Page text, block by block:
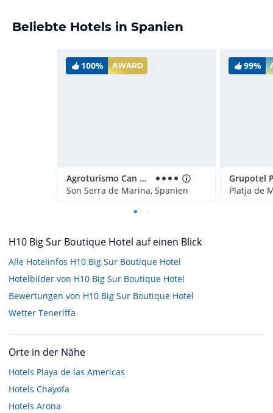
Beliebte Hotels in Spanien
100% AWARD
Agroturismo Can Pere Rei
Son Serra de Marina, Spanien
99%
H10 Big Sur Boutique Hotel auf einen Blick
Alle Hotelinfos H10 Big Sur Boutique Hotel
Hotelbilder von H10 Big Sur Boutique Hotel
Bewertungen von H10 Big Sur Boutique Hotel
Wetter Teneriffa
Orte in der Nähe
Hotels Playa de las Americas
Hotels Chayofa
Hotels Arona